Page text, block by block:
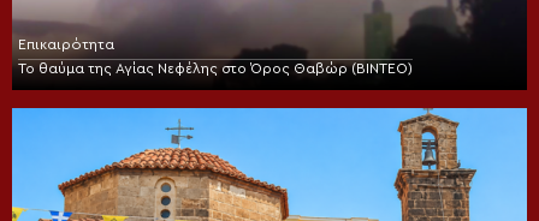
Επικαιρότητα
Το θαύμα της Αγίας Νεφέλης στο Όρος Θαβώρ (ΒΙΝΤΕΟ)